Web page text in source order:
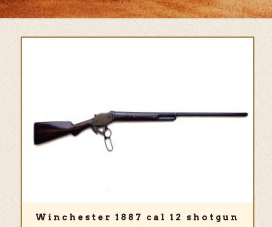
Winchester 1887 cal 12 shotgun